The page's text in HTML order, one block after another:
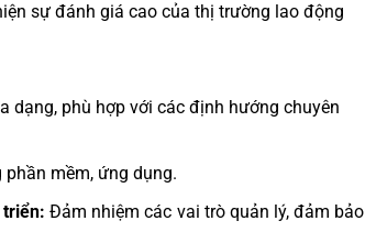
sự đánh giá cao của thị trường lao động
dạng, phù hợp với các định hướng chuyên
mềm, ứng dụng.
triển: Đảm nhiệm các vai trò quản lý, đảm bảo